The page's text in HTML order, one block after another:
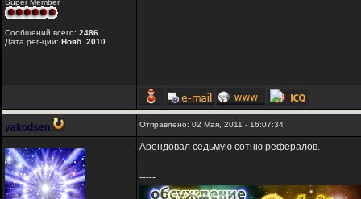
Super Member
Сообщений всего: 2486
Дата рег-ции: Нояб. 2010
yakodsen Отправлено: 02 Мая, 2011 - 16:07:34
Арендовал седьмую сотню рефералов.
-----